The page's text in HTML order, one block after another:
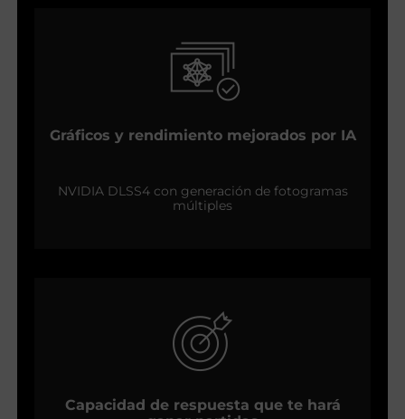
Gráficos y rendimiento mejorados por IA
NVIDIA DLSS4 con generación de fotogramas
múltiples
Capacidad de respuesta que te hará